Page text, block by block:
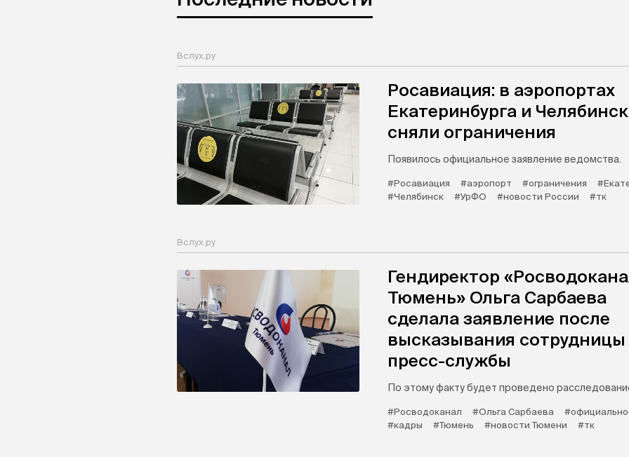
Вслух.ру
Росавиация: в аэропортах
Екатеринбурга и
сняли ограничения
Появилось официальное заявление ведомства.
#Росавиация #аэропорт #ограничения
#Челябинск
#УрФО #новости России #тк
Вслух.ру
Гендиректор
Тюмень» Ольга Сарбаева
сделала заявление после
высказывания сотрудницы
пресс-службы
По этому факту будет проведено
#Росводоканал #Ольга Сарбаева #официально
#кадры
#Тюмень #новости Тюмени #тк